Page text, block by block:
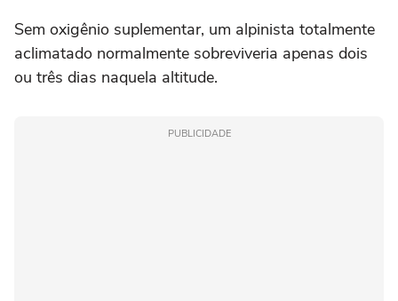
Sem oxigênio suplementar, um alpinista totalmente
aclimatado normalmente sobreviveria apenas dois
ou três dias naquela altitude.
PUBLICIDADE